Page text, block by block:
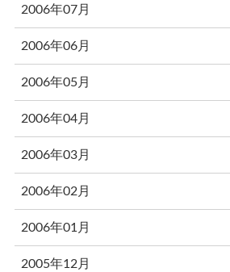
2006年07月
2006年06月
2006年05月
2006年04月
2006年03月
2006年02月
2006年01月
2005年12月